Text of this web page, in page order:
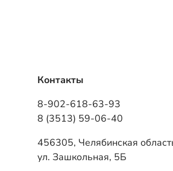
Контакты
8-902-618-63-93
8 (3513) 59-06-40
456305, Челябинская
ул. Зашкольная, 5Б